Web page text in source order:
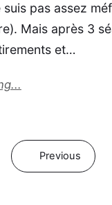
suis pas assez
Mais après 3
et…
Previous